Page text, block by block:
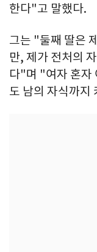
한다"고 말했다.
그는 "둘째 딸은
만, 제가 전처의
다"며 "여자 혼자
도 남의 자식까지